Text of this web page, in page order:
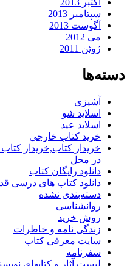
اکتبر 2013
سپتامبر 2013
آگوست 2013
می 2012
ژوئن 2011
دسته‌ها
آشپزی
اسلاید شو
اسلاید عید
خرید کتاب خارجی
خریدار کتاب,خریدار
در محل
دانلود رایگان کتاب
دانلود کتاب های درسی
دسته‌بندی نشده
روانشناسی
روش خرید
زندگی نامه و خاطرات
سایت معرفی کتاب
سفرنامه